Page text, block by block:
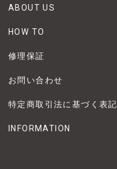
ABOUT US
HOW TO
修理保証
お問い合わせ
特定商取引法に基づく表記
INFORMATION